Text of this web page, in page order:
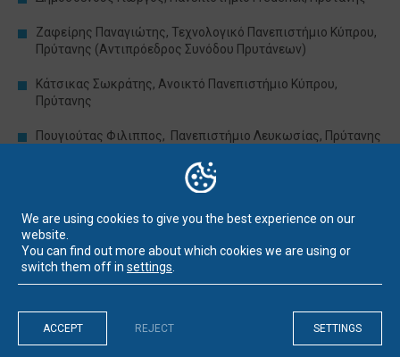
Ζαφείρης Παναγιώτης, Τεχνολογικό Πανεπιστήμιο Κύπρου,
Πρύτανης (Αντιπρόεδρος Συνόδου Πρυτάνεων)
Κάτσικας Σωκράτης, Ανοικτό Πανεπιστήμιο Κύπρου,
Πρύτανης
Πουγιούτας Φιλιππος, Πανεπιστήμιο Λευκωσίας, Πρύτανης
Πουτζιουρής Πανίκκος, Πανεπιστήμιο UCLAN, Πρύτανης
(Γραμματέας Συνόδου Πρυτάνεων)
Σκλιάς Παντελής, Πανεπιστήμιο Νεάπολις Πάφου, Πρύτανης
(Πρόεδρος Συνόδου Πρυτάνεων)
Χριστοφίδης Τάσος, Πανεπιστήμιο Κύπρου, Πρύτανης
We are using cookies to give you the best experience on our
website.
You can find out more about which cookies we are using or
switch them off in settings
ACCEPT SETTINGS
REJECT